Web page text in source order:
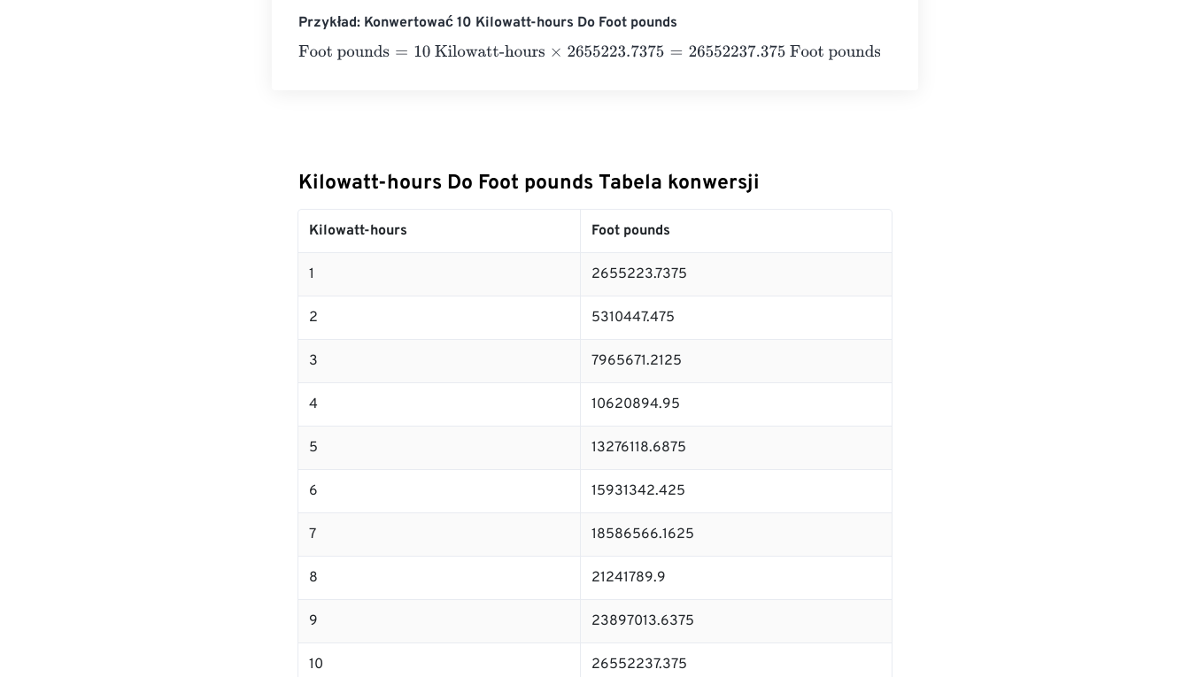
Przykład: Konwertować 10 Kilowatt-hours Do Foot pounds
Foot pounds=10 Kilowatt-hours×2655223.7375=26552237.375 Foot pounds
Kilowatt-hours Do Foot pounds Tabela konwersji
Kilowatt-hours Foot pounds
1 2655223.7375
2 5310447.475
3 7965671.2125
4 10620894.95
5 13276118.6875
6 15931342.425
7 18586566.1625
8 21241789.9
9 23897013.6375
10 26552237.375